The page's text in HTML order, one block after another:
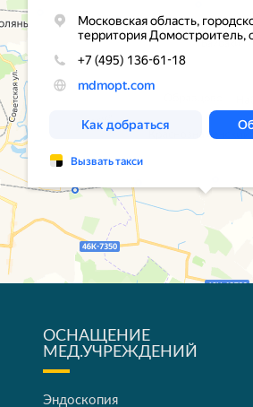
ОСНАЩЕНИЕ
МЕД.УЧРЕЖДЕНИЙ
Эндоскопия